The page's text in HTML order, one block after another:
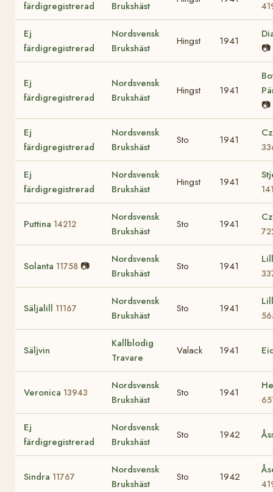
färdigregistrerad Brukshäst
Ej
färdigregistrerad
Nordsvensk
Brukshäst
Hingst 1941
📷
Ej
färdigregistrerad
Nordsvensk
Brukshäst
Hingst 1941
📷
Ej
färdigregistrerad
Nordsvensk
Brukshäst
Sto 1941
Ej
färdigregistrerad
Nordsvensk
Brukshäst
Hingst 1941
Puttina 14212
Nordsvensk
Brukshäst
Sto 1941
Solanta 11758 📷
Nordsvensk
Brukshäst
Sto 1941
Säljalill 11167
Nordsvensk
Brukshäst
Sto 1941
Säljvin
Kallblodig
Travare
Valack 1941
Veronica 13943
Nordsvensk
Brukshäst
Sto 1941
Ej
färdigregistrerad
Nordsvensk
Brukshäst
Sto 1942
Sindra 11767
Nordsvensk
Brukshäst
Sto 1942